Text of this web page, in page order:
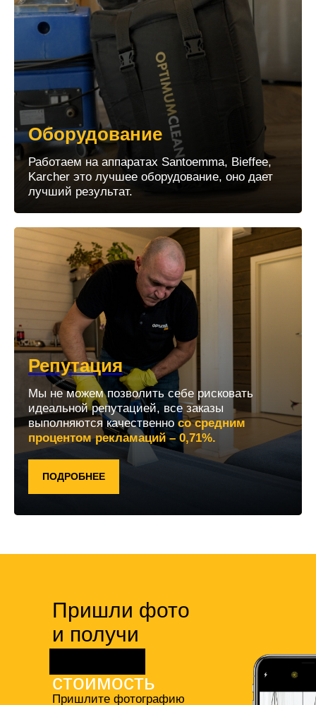
Оборудование
Работаем на аппаратах Santoemma, Bieffee,
Karcher это лучшее оборудование, оно дает
лучший результат.
Репутация
Мы не можем позволить себе рисковать
идеальной репутацией, все заказы
выполняются качественно со средним
процентом рекламаций – 0,71%.
ПОДРОБНЕЕ
Пришлите фотографию
Пришли фото
и получи
стоимость